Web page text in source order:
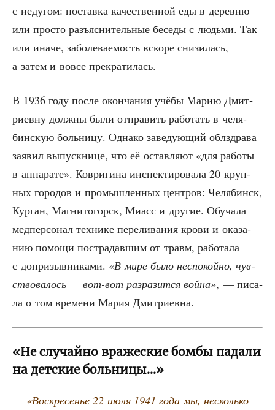
с неду­гом: постав­ка каче­ствен­ной еды в дерев­ню
или про­сто разъ­яс­ни­тель­ные бесе­ды с людь­ми. Так
или ина­че, забо­ле­ва­е­мость вско­ре сни­зи­лась,
а затем и вовсе прекратилась.
В 1936 году после окон­ча­ния учё­бы Марию Дмит­
ри­ев­ну долж­ны были отпра­вить рабо­тать в челя­
бин­скую боль­ни­цу. Одна­ко заве­ду­ю­щий облздра­ва
заявил выпуск­ни­це, что её остав­ля­ют «для рабо­ты
в аппа­ра­те». Коври­ги­на инспек­ти­ро­ва­ла 20 круп­
ных горо­дов и про­мыш­лен­ных цен­тров: Челя­бинск,
Кур­ган, Маг­ни­то­горск, Миасс и дру­гие. Обу­ча­ла
мед­пер­со­нал тех­ни­ке пере­ли­ва­ния кро­ви и ока­за­
нию помо­щи постра­дав­шим от травм, рабо­та­ла
с допри­зыв­ни­ка­ми. «В мире было неспо­кой­но, чув­
ство­ва­лось — вот-вот раз­ра­зит­ся вой­на», — писа­
ла о том вре­ме­ни Мария Дмитриевна.
«Не случайно вражеские бомбы падали
на детские больницы…»
«Вос­кре­се­нье 22 июля 1941 года мы, несколь­ко